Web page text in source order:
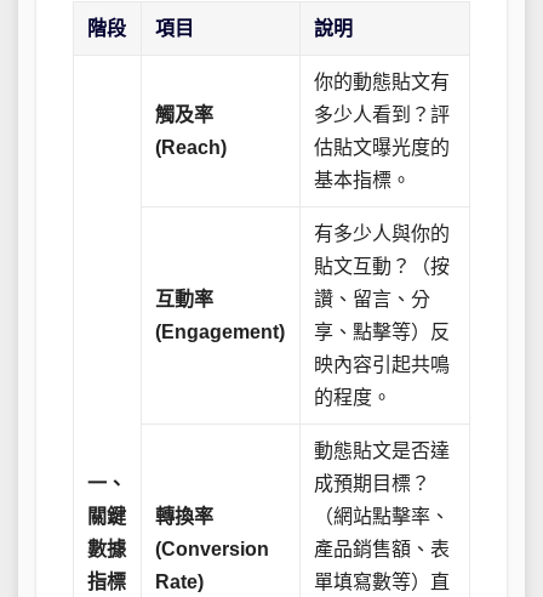
階段 項目 說明
一、
關鍵
數據
指標
觸及率
(Reach)
你的動態貼文有
多少人看到？評
估貼文曝光度的
基本指標。
互動率
(Engagement)
有多少人與你的
貼文互動？（按
讚、留言、分
享、點擊等）反
映內容引起共鳴
的程度。
轉換率
(Conversion
Rate)
動態貼文是否達
成預期目標？
（網站點擊率、
產品銷售額、表
單填寫數等）直